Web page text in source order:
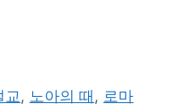
교, 노아의 때 , 로마